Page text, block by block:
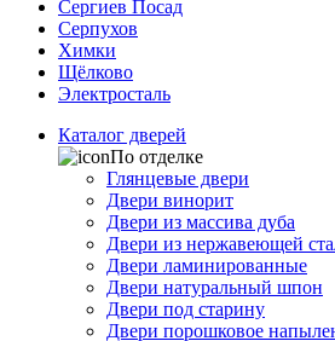
Сергиев Посад
Серпухов
Химки
Щёлково
Электросталь
Каталог дверей
По отделке
Глянцевые двери
Двери винорит
Двери из массива дуба
Двери из нержавеющей
Двери ламинированные
Двери натуральный шпон
Двери под старину
Двери порошковое